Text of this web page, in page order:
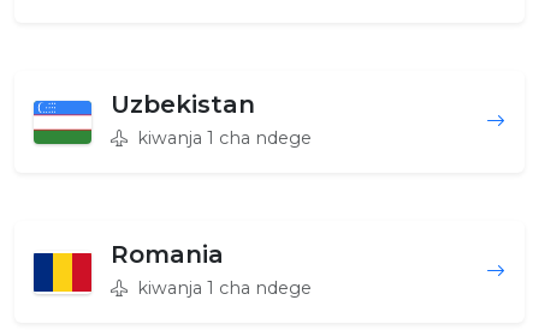
Uzbekistan
kiwanja 1 cha ndege
Romania
kiwanja 1 cha ndege